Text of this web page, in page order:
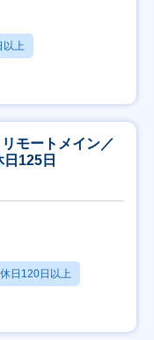
以上
モートメイン／
125日
休日120日以上